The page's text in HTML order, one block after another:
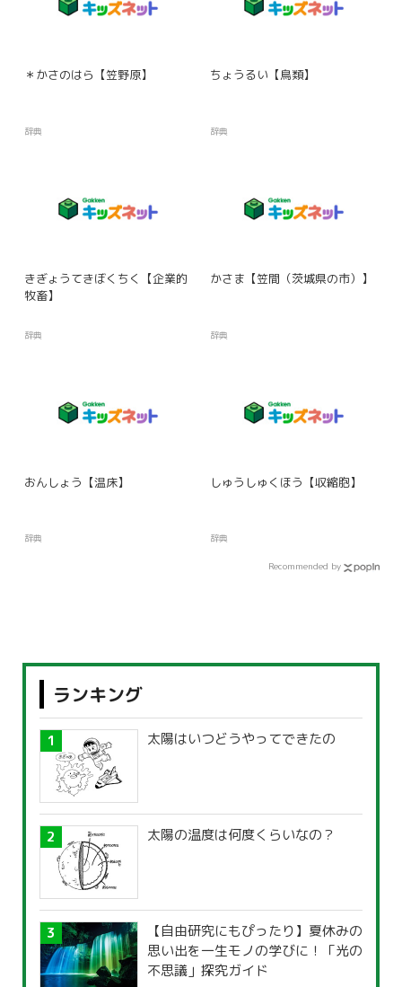
＊かさのはら【笠野原】
辞典
ちょうるい【鳥類】
辞典
きぎょうてきぼくちく【企業的
牧畜】
辞典
かさま【笠間（茨城県の市）】
辞典
おんしょう【温床】
辞典
しゅうしゅくほう【収縮胞】
辞典
Recommended by
ランキング
太陽はいつどうやってできたの
太陽の温度は何度くらいなの？
【自由研究にもぴったり】夏休みの
思い出を一生モノの学びに！「光の
不思議」探究ガイド